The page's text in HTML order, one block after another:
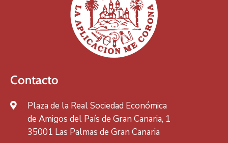
Contacto
Plaza de la Real Sociedad Económica
de Amigos del País de Gran Canaria, 1
35001 Las Palmas de Gran Canaria